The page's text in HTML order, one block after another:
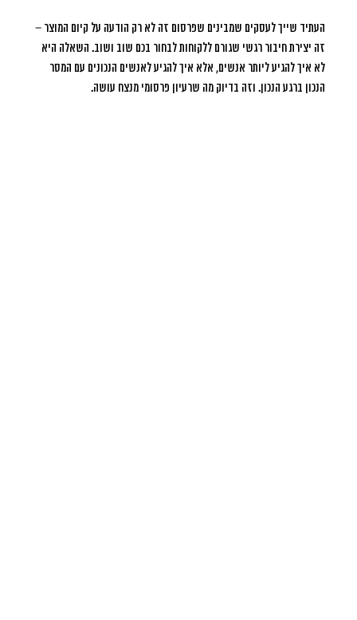
העתיד שייך לעסקים שמבינים שפרסום זה לא רק הודעה על קיום המוצר –
זה יצירת חיבור רגשי שגורם ללקוחות לבחור בכם שוב ושוב. השאלה היא
לא איך להגיע ליותר אנשים, אלא איך להגיע לאנשים הנכונים עם המסר
הנכון ברגע הנכון. וזה בדיוק מה שרעיון פרסומי מנצח עושה.